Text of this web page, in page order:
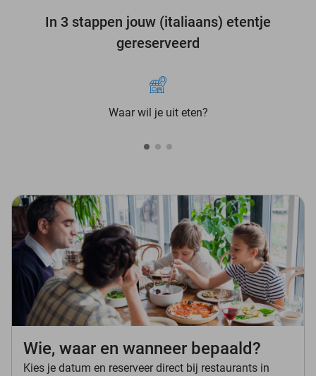
In 3 stappen jouw (italiaans) etentje
gereserveerd
Waar wil je uit eten?
Wie, waar en wanneer bepaald?
Kies je datum en reserveer direct bij restaurants in